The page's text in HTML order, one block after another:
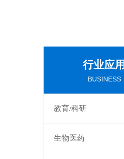
行业应用
BUSINESS
教育/科研
生物医药